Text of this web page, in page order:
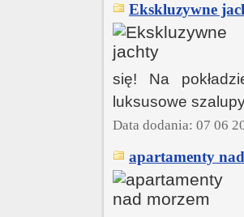
Ekskluzywne
się! Na
luksusowe
Data dodania: 07 06
apartamenty